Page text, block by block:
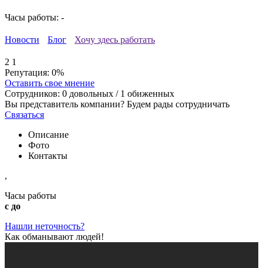
Часы работы: -
Новости Блог Хочу здесь работать
2 1
Репутация: 0%
Оставить свое мнение
Сотрудников: 0 довольных / 1 обиженных
Вы представитель компании? Будем рады сотрудничать
Связаться
Описание
Фото
Контакты
,
Часы работы
с до
Нашли неточность?
Как обманывают людей!